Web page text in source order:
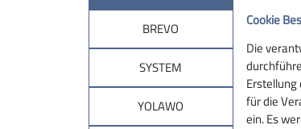
BREVO
SYSTEM
YOLAWO
Cookie
Die
für die
ein. Es